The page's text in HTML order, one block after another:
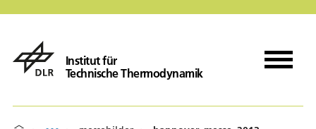
Institut für
Technische Thermodynamik